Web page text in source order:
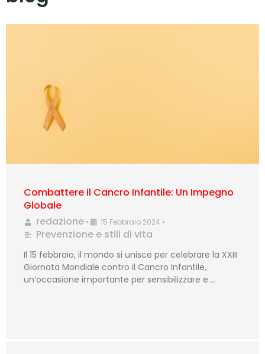
Combattere il Cancro Infantile: Un Impegno
Globale
redazione • 15 Febbraio 2024 •
Prevenzione e stili di vita
Il 15 febbraio, il mondo si unisce per celebrare la XXIII
Giornata Mondiale contro il Cancro Infantile,
un’occasione importante per sensibilizzare e …